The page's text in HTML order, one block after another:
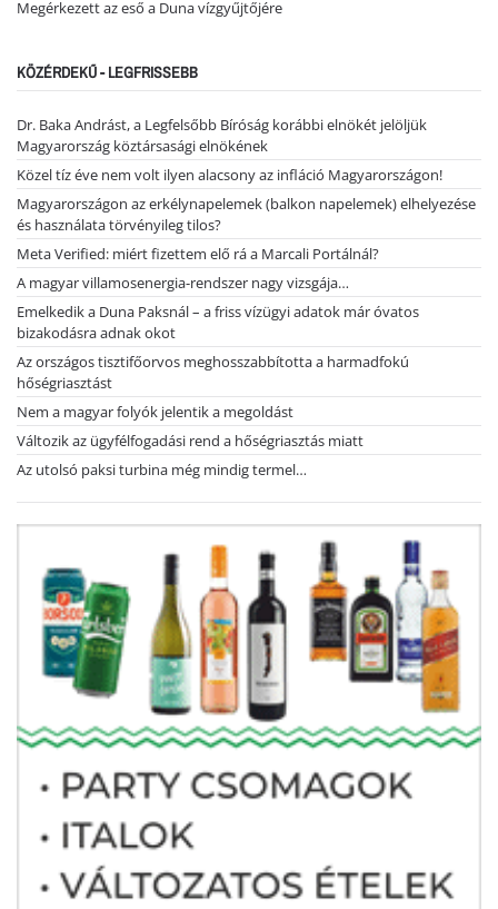
Megérkezett az eső a Duna vízgyűjtőjére
KÖZÉRDEKŰ - LEGFRISSEBB
Dr. Baka Andrást, a Legfelsőbb Bíróság korábbi elnökét jelöljük
Magyarország köztársasági elnökének
Közel tíz éve nem volt ilyen alacsony az infláció Magyarországon!
Magyarországon az erkélynapelemek (balkon napelemek) elhelyezése
és használata törvényileg tilos?
Meta Verified: miért fizettem elő rá a Marcali Portálnál?
A magyar villamosenergia-rendszer nagy vizsgája…
Emelkedik a Duna Paksnál – a friss vízügyi adatok már óvatos
bizakodásra adnak okot
Az országos tisztifőorvos meghosszabbította a harmadfokú
hőségriasztást
Nem a magyar folyók jelentik a megoldást
Változik az ügyfélfogadási rend a hőségriasztás miatt
Az utolsó paksi turbina még mindig termel…